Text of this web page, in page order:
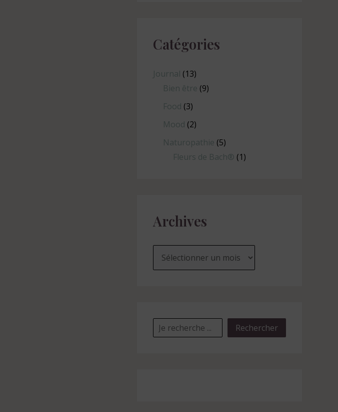
Catégories
Journal (13)
Bien être (9)
Food (3)
Mood (2)
Naturopathie (5)
Fleurs de Bach® (1)
Archives
Rechercher